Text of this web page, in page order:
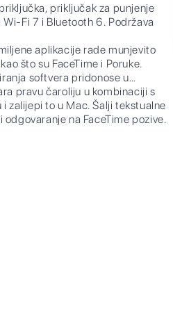
priključak za punjenje
Fi 7 i Bluetooth 6. Podržava
aplikacije rade munjevito
što su FaceTime i Poruke.
softvera pridonose u
pravu čaroliju u kombinaciji s
zalijepi to u Mac. Šalji tekstualne
na FaceTime pozive.